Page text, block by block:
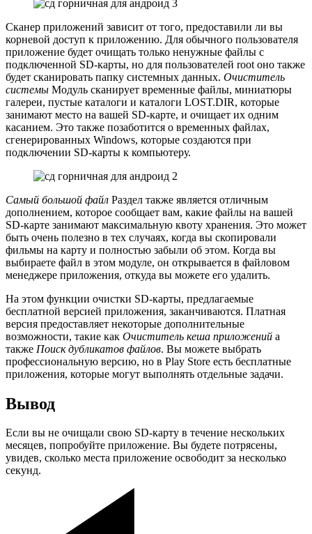
Сканер приложений зависит от того, предоставили ли вы
корневой доступ к приложению. Для обычного пользователя
приложение будет очищать только ненужные файлы с
подключенной SD-карты, но для пользователей root оно также
будет сканировать папку системных данных. Очиститель
системы Модуль сканирует временные файлы, миниатюры
галереи, пустые каталоги и каталоги LOST.DIR, которые
занимают место на вашей SD-карте, и очищает их одним
касанием. Это также позаботится о временных файлах,
сгенерированных Windows, которые создаются при
подключении SD-карты к компьютеру.
Самый большой файл Раздел также является отличным
дополнением, которое сообщает вам, какие файлы на вашей
SD-карте занимают максимальную квоту хранения. Это может
быть очень полезно в тех случаях, когда вы скопировали
фильмы на карту и полностью забыли об этом. Когда вы
выбираете файл в этом модуле, он открывается в файловом
менеджере приложения, откуда вы можете его удалить.
На этом функции очистки SD-карты, предлагаемые
бесплатной версией приложения, заканчиваются. Платная
версия предоставляет некоторые дополнительные
возможности, такие как Очиститель кеша приложений а
также Поиск дубликатов файлов. Вы можете выбрать
профессиональную версию, но в Play Store есть бесплатные
приложения, которые могут выполнять отдельные задачи.
Вывод
Если вы не очищали свою SD-карту в течение нескольких
месяцев, попробуйте приложение. Вы будете потрясены,
увидев, сколько места приложение освободит за несколько
секунд.